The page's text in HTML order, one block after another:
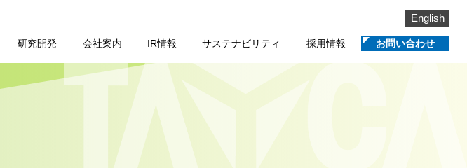
研究開発 会社案内 IR情報 サステナビリティ 採用情報 お問い合わせ
English